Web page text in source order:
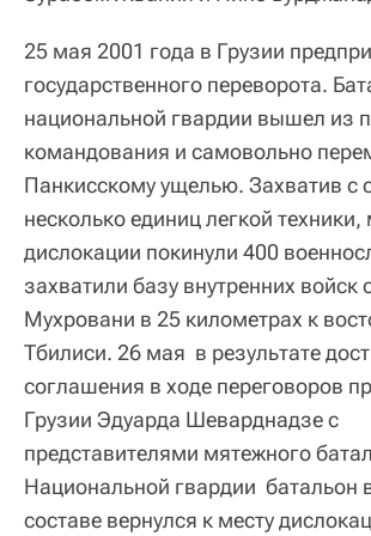
25 мая 2001 года в Грузии
государственного переворота.
национальной гвардии вышел из
командования и самовольно
Панкисскому ущелью. Захватив с
несколько единиц легкой техники,
дислокации покинули 400
захватили базу внутренних войск
Мухровани в 25 километрах к
Тбилиси. 26 мая в результате
соглашения в ходе переговоров
Грузии Эдуарда Шеварднадзе с
представителями мятежного
Национальной гвардии батальон
составе вернулся к месту